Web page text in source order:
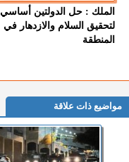
الملك : حل الدولتين أساسي
لتحقيق السلام والازدهار في
المنطقة
مواضيع ذات علاقة